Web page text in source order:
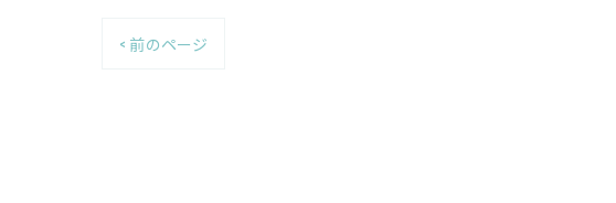
< 前のページ